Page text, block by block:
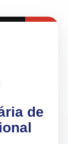
de